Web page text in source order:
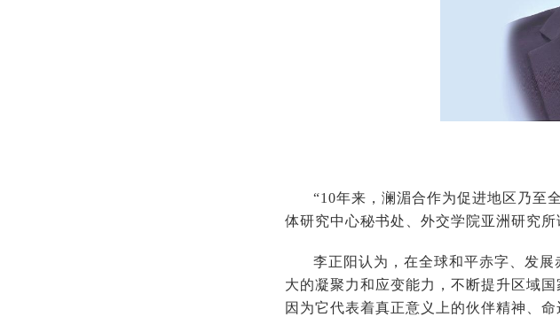
“10年来，澜湄合作为促进地区乃至
体研究中心秘书处、外交学院亚洲研究所
李正阳认为，在全球和平赤字、发
大的凝聚力和应变能力，不断提升区域
因为它代表着真正意义上的伙伴精神、